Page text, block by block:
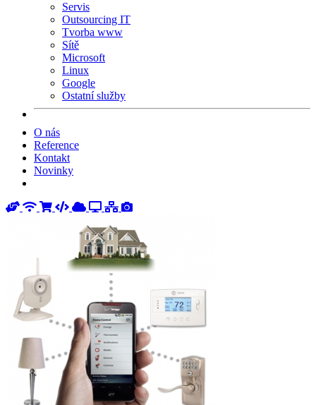
Servis
Outsourcing IT
Tvorba www
Sítě
Microsoft
Linux
Google
Ostatní služby
O nás
Reference
Kontakt
Novinky